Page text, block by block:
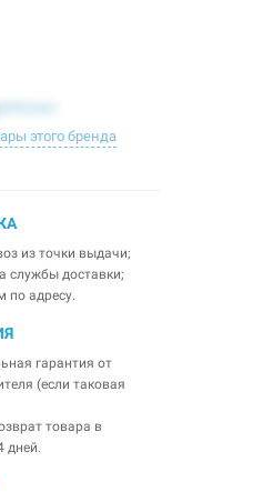
этого бренда
из точки выдачи;
службы доставки;
по адресу.
гарантия от
(если таковая
товара в
дней.